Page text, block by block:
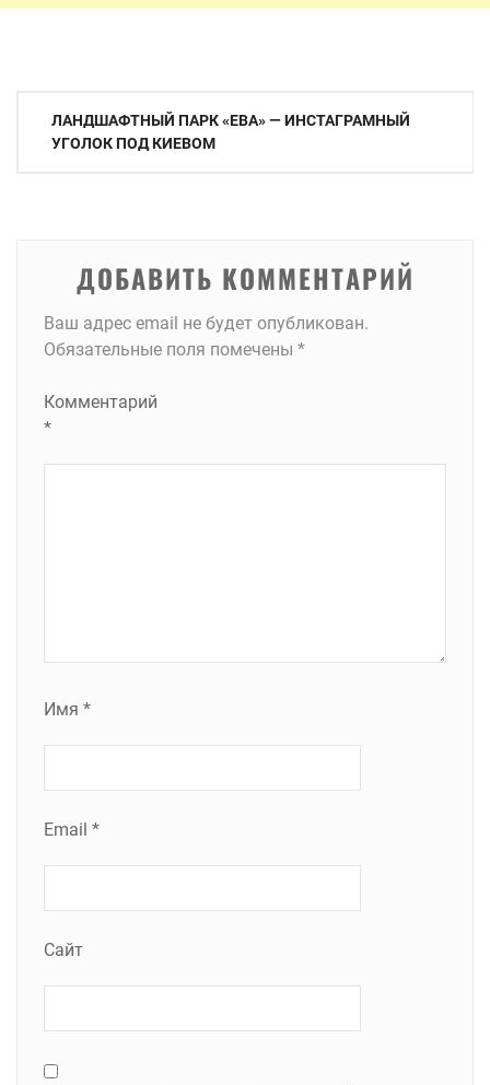
Навигация
ЛАНДШАФТНЫЙ ПАРК «ЕВА» — ИНСТАГРАМНЫЙ
УГОЛОК ПОД КИЕВОМ
ДОБАВИТЬ КОММЕНТАРИЙ
Ваш адрес email не будет опубликован.
Обязательные поля помечены *
Комментарий
*
Имя *
Email *
Сайт